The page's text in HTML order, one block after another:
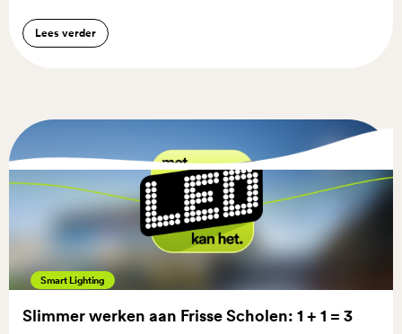
Lees verder
Smart Lighting
Slimmer werken aan Frisse Scholen: 1 + 1 = 3